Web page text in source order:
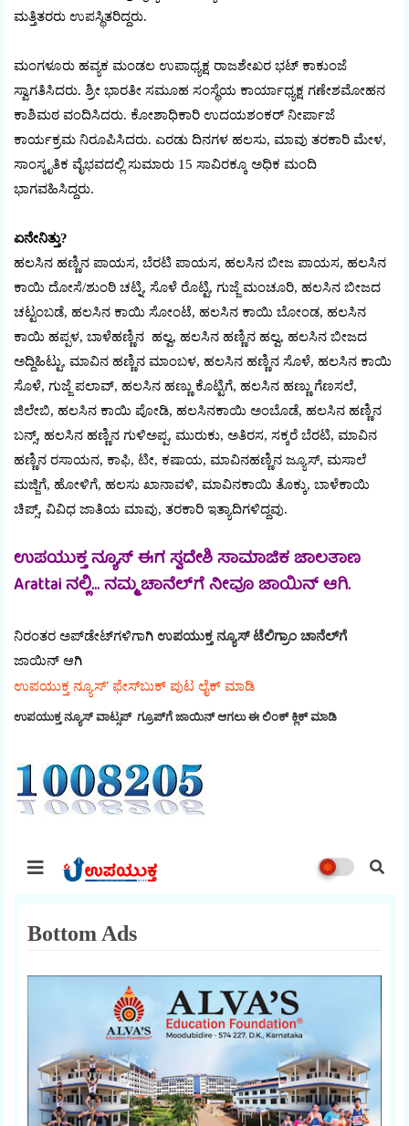
ಮತ್ತಿತರರು ಉಪಸ್ಥಿತರಿದ್ದರು.
ಮಂಗಳೂರು ಹವ್ಯಕ ಮಂಡಲ ಉಪಾಧ್ಯಕ್ಷ ರಾಜಶೇಖರ ಭಟ್‌ ಕಾಕುಂಜೆ
ಸ್ವಾಗತಿಸಿದರು. ಶ್ರೀ ಭಾರತೀ ಸಮೂಹ ಸಂಸ್ಥೆಯ ಕಾರ್ಯಾಧ್ಯಕ್ಷ ಗಣೇಶಮೋಹನ
ಕಾಶಿಮಠ ವಂದಿಸಿದರು. ಕೋಶಾಧಿಕಾರಿ ಉದಯಶಂಕರ್‌ ನೀರ್ಪಾಜೆ
ಕಾರ್ಯಕ್ರಮ ನಿರೂಪಿಸಿದರು. ಎರಡು ದಿನಗಳ ಹಲಸು, ಮಾವು ತರಕಾರಿ ಮೇಳ,
ಸಾಂಸ್ಕೃತಿಕ ವೈಭವದಲ್ಲಿ ಸುಮಾರು 15 ಸಾವಿರಕ್ಕೂ ಅಧಿಕ ಮಂದಿ
ಭಾಗವಹಿಸಿದ್ದರು.
ಏನೇನಿತ್ತು?
ಹಲಸಿನ ಹಣ್ಣಿನ ಪಾಯಸ, ಬೆರಟಿ ಪಾಯಸ, ಹಲಸಿನ ಬೀಜ ಪಾಯಸ, ಹಲಸಿನ
ಕಾಯಿ ದೋಸೆ/ಶುಂಠಿ ಚಟ್ನಿ, ಸೊಳೆ ರೊಟ್ಟಿ, ಗುಜ್ಜೆ ಮಂಚೂರಿ, ಹಲಸಿನ ಬೀಜದ
ಚಟ್ಟಂಬಡೆ, ಹಲಸಿನ ಕಾಯಿ ಸೋಂಟೆ, ಹಲಸಿನ ಕಾಯಿ ಬೋಂಡ, ಹಲಸಿನ
ಕಾಯಿ ಹಪ್ಪಳ, ಬಾಳೆಹಣ್ಣಿನ ಹಲ್ವ, ಹಲಸಿನ ಹಣ್ಣಿನ ಹಲ್ವ, ಹಲಸಿನ ಬೀಜದ
ಅದ್ದಿಹಿಟ್ಟು, ಮಾವಿನ ಹಣ್ಣಿನ ಮಾಂಬಳ, ಹಲಸಿನ ಹಣ್ಣಿನ ಸೊಳೆ, ಹಲಸಿನ ಕಾಯಿ
ಸೊಳೆ, ಗುಜ್ಜೆ ಪಲಾವ್‌, ಹಲಸಿನ ಹಣ್ಣು ಕೊಟ್ಟಿಗೆ, ಹಲಸಿನ ಹಣ್ಣು ಗೆಣಸಲೆ,
ಜಿಲೇಬಿ, ಹಲಸಿನ ಕಾಯಿ ಪೋಡಿ, ಹಲಸಿನಕಾಯಿ ಅಂಬೊಡೆ, ಹಲಸಿನ ಹಣ್ಣಿನ
ಬನ್ಸ್‌, ಹಲಸಿನ ಹಣ್ಣಿನ ಗುಳಿಅಪ್ಪ, ಮುರುಕು, ಅತಿರಸ, ಸಕ್ಕರೆ ಬೆರಟಿ, ಮಾವಿನ
ಹಣ್ಣಿನ ರಸಾಯನ, ಕಾಫಿ, ಟೀ, ಕಷಾಯ, ಮಾವಿನಹಣ್ಣಿನ ಜ್ಯೂಸ್‌, ಮಸಾಲೆ
ಮಜ್ಜಿಗೆ, ಹೋಳಿಗೆ, ಹಲಸು ಖಾನಾವಳಿ, ಮಾವಿನಕಾಯಿ ತೊಕ್ಕು, ಬಾಳೆಕಾಯಿ
ಚಿಪ್ಸ್, ವಿವಿಧ ಜಾತಿಯ ಮಾವು, ತರಕಾರಿ ಇತ್ಯಾದಿಗಳಿದ್ದವು.
ಉಪಯುಕ್ತ ನ್ಯೂಸ್ ಈಗ ಸ್ವದೇಶಿ ಸಾಮಾಜಿಕ ಜಾಲತಾಣ
Arattai ನಲ್ಲಿ... ನಮ್ಮ ಚಾನೆಲ್‌ಗೆ ನೀವೂ ಜಾಯಿನ್ ಆಗಿ.
ನಿರಂತರ ಅಪ್‌ಡೇಟ್‌ಗಳಿಗಾಗಿ ಉಪಯುಕ್ತ ನ್ಯೂಸ್‌ ಟೆಲಿಗ್ರಾಂ ಚಾನೆಲ್‌ಗೆ
ಜಾಯಿನ್‌ ಆಗಿ
ಉಪಯುಕ್ತ ನ್ಯೂಸ್‌’ ಫೇಸ್‌ಬುಕ್ ಪುಟ ಲೈಕ್ ಮಾಡಿ
ಉಪಯುಕ್ತ ನ್ಯೂಸ್‌ ವಾಟ್ಸಪ್‌ ಗ್ರೂಪ್‌ಗೆ ಜಾಯಿನ್ ಆಗಲು ಈ ಲಿಂಕ್ ಕ್ಲಿಕ್ ಮಾಡಿ